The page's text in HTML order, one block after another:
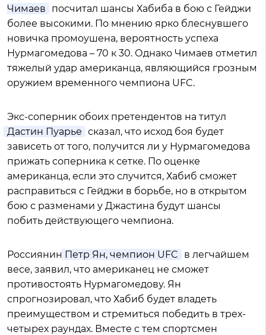
Чимаев
посчитал шансы Хабиба в бою с Гейджи
более высокими. По мнению ярко блеснувшего
новичка промоушена, вероятность успеха
Нурмагомедова – 70 к 30. Однако Чимаев отметил
тяжелый удар американца, являющийся грозным
оружием временного чемпиона UFC.
Экс-соперник обоих претендентов на титул
Дастин Пуарье сказал, что исход боя будет
зависеть от того, получится ли у Нурмагомедова
прижать соперника к сетке. По оценке
американца, если это случится, Хабиб сможет
расправиться с Гейджи в борьбе, но в открытом
бою с разменами у Джастина будут шансы
побить действующего чемпиона.
Россиянин Петр Ян, чемпион UFC
в легчайшем
весе, заявил, что американец не сможет
противостоять Нурмагомедову. Ян
спрогнозировал, что Хабиб будет владеть
преимуществом и стремиться победить в трех-
четырех раундах. Вместе с тем спортсмен